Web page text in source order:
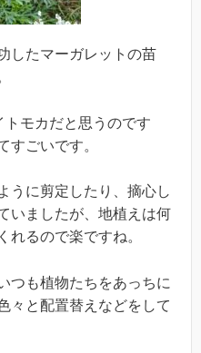
したマーガレットの苗
モカだと思うのです
すごいです。
うに剪定したり、摘心し
いましたが、地植えは何
れるので楽ですね。
つも植物たちをあっちに
々と配置替えなどをして